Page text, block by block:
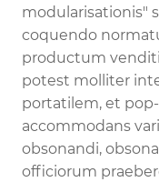
modularisationis"
coquendo
productum
potest molliter
portatilem, et
accommodans
obsonandi,
officiorum